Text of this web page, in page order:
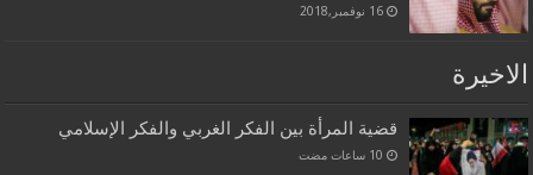
16 نوفمبر,2018
الاخيرة
قضية المرأة بين الفكر الغربي والفكر الإسلامي